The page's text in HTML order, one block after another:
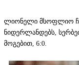
ლიონელი მსოფლიო
ნიდერლანდებს,
მოგებით, 6:0.